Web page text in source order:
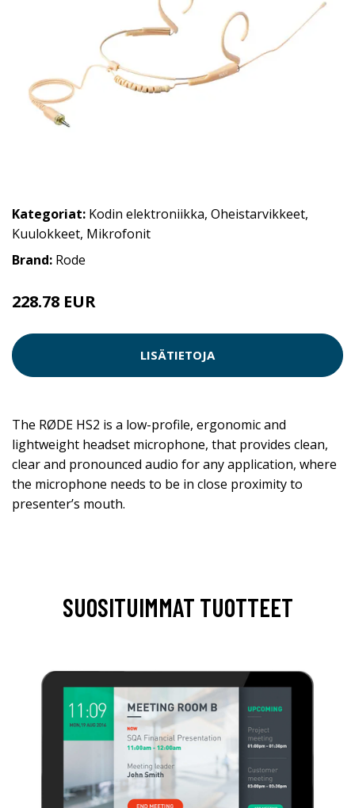
Kategoriat: Kodin elektroniikka, Oheistarvikkeet,
Kuulokkeet, Mikrofonit
Brand: Rode
228.78 EUR
LISÄTIETOJA
The RØDE HS2 is a low-profile, ergonomic and
lightweight headset microphone, that provides clean,
clear and pronounced audio for any application, where
the microphone needs to be in close proximity to
presenter’s mouth.
SUOSITUIMMAT TUOTTEET